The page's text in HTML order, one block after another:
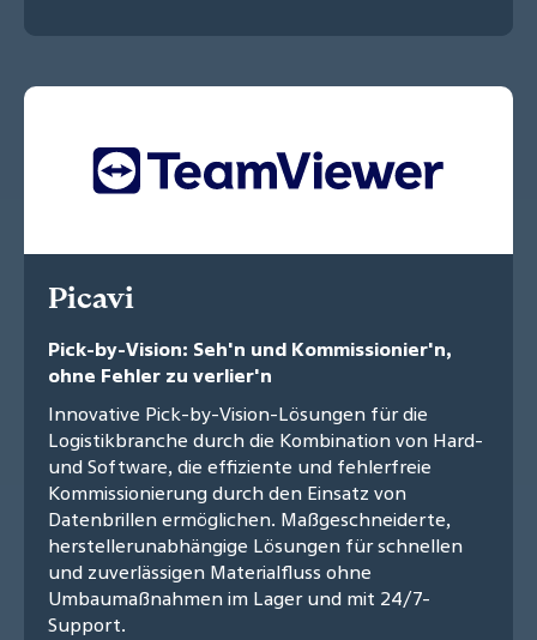
Picavi
Pick-by-Vision: Seh'n und Kommissionier'n,
ohne Fehler zu verlier'n
Innovative Pick-by-Vision-Lösungen für die
Logistikbranche durch die Kombination von Hard-
und Software, die effiziente und fehlerfreie
Kommissionierung durch den Einsatz von
Datenbrillen ermöglichen. Maßgeschneiderte,
herstellerunabhängige Lösungen für schnellen
und zuverlässigen Materialfluss ohne
Umbaumaßnahmen im Lager und mit 24/7-
Support.